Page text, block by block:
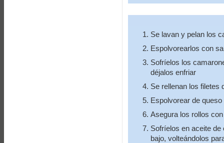
Se lavan y pelan los
Espolvorearlos con
Sofríelos los
déjalos enfriar
Se rellenan los filetes
Espolvorear de
Asegura los rollos
Sofríelos en aceite
bajo, volteándolos